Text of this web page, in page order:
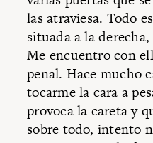
las atraviesa. Todo
situada a la
Me encuentro con
penal. Hace mucho
tocarme la cara a
provoca la careta y
sobre todo, intento